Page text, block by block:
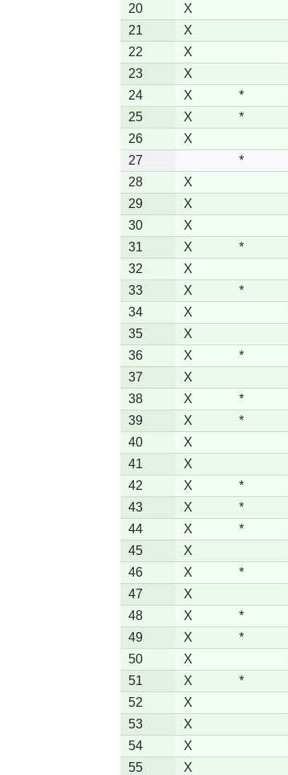
20
X
21
X
22
X
23
X
24
X *
25
X *
26
X
27
*
28
X
29
X
30
X
31
X *
32
X
33
X *
34
X
35
X
36
X *
37
X
38
X *
39
X *
40
X
41
X
42
X *
43
X *
44
X *
45
X
46
X *
47
X
48
X *
49
X *
50
X
51
X *
52
X
53
X
54
X
55
X